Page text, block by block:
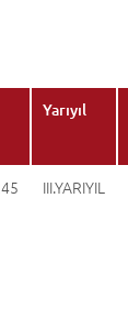
(Rusça)
Yarıyıl
III.YARIYIL